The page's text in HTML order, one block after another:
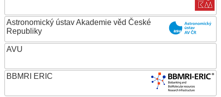
Astronomický ústav Akademie věd České
Republiky
AVU
BBMRI ERIC